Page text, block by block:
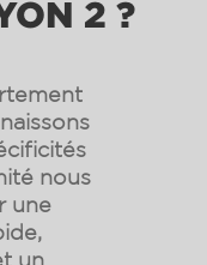
2 ?
nous
une
un